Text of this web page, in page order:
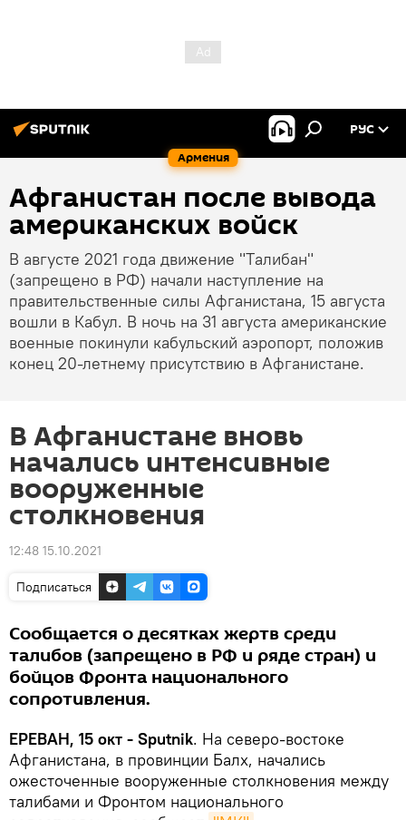
Армения
РУС
Афганистан после вывода
американских войск
В августе 2021 года движение "Tалибaн"
(запрещено в РФ) начали наступление на
правительственные силы Афганистана, 15 августа
вошли в Кабул. В ночь на 31 августа американские
военные покинули кабульский аэропорт, положив
конец 20-летнему присутствию в Афганистане.
В Афганистане вновь
начались интенсивные
вооруженные
столкновения
12:48 15.10.2021
Подписаться
Сообщается о десятках жертв среди
талибов (запрещено в РФ и ряде стран) и
бойцов Фронта национального
сопротивления.
ЕРЕВАН, 15 окт - Sputnik. На северо-востоке
Афганистана, в провинции Балх, начались
ожесточенные вооруженные столкновения между
талибами и Фронтом национального